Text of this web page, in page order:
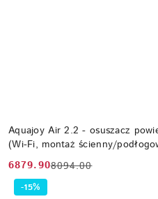
Aquajoy Air 2.2 - osuszacz
(Wi-Fi, montaż ścienny/
Cena
promocyjna:
6879.90
Cena
przed
8094.00
-15%